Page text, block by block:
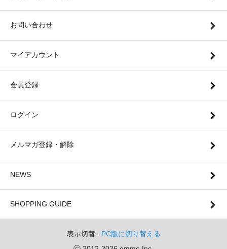
お問い合わせ
マイアカウント
会員登録
ログイン
メルマガ登録・解除
NEWS
SHOPPING GUIDE
表示切替 : PC版に切り替える